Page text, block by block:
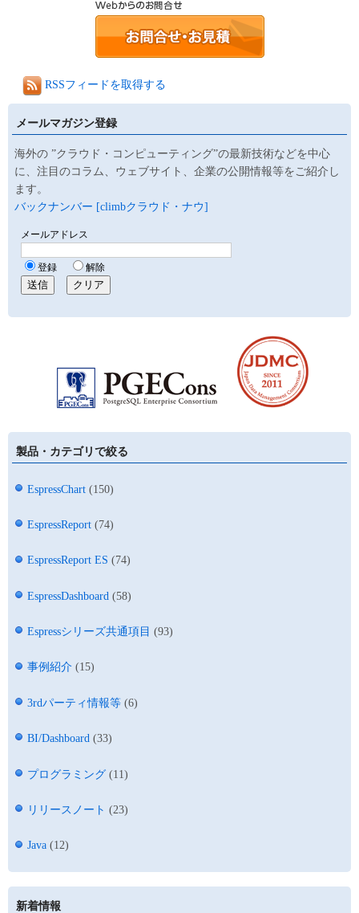
RSSフィードを取得する
メールマガジン登録
海外の ”クラウド・コンピューティング”の最新技術などを中心
に、注目のコラム、ウェブサイト、企業の公開情報等をご紹介し
ます。
バックナンバー [climbクラウド・ナウ]
製品・カテゴリで絞る
EspressChart (150)
EspressReport (74)
EspressReport ES (74)
EspressDashboard (58)
Espressシリーズ共通項目 (93)
事例紹介 (15)
3rdパーティ情報等 (6)
BI/Dashboard (33)
プログラミング (11)
リリースノート (23)
Java (12)
新着情報